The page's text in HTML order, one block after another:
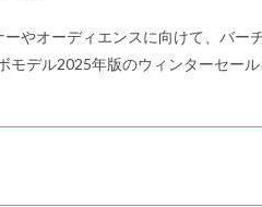
やオーディエンスに向けて、バー
デル2025年版のウィンターセー